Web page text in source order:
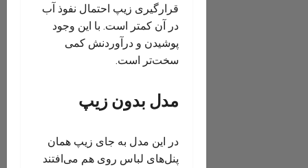
قرارگیری زیپ احتمال نفوذ آب
در آن کمتر است. با این وجود
پوشیدن و درآوردنش کمی
سخت‌تر است.
مدل بدون زیپ
در این مدل به جای زیپ همان
پنل‌های لباس روی هم می‌افتند